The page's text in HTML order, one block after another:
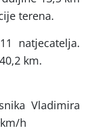
terena.
natjecatelja.
km.
Vladimira
h